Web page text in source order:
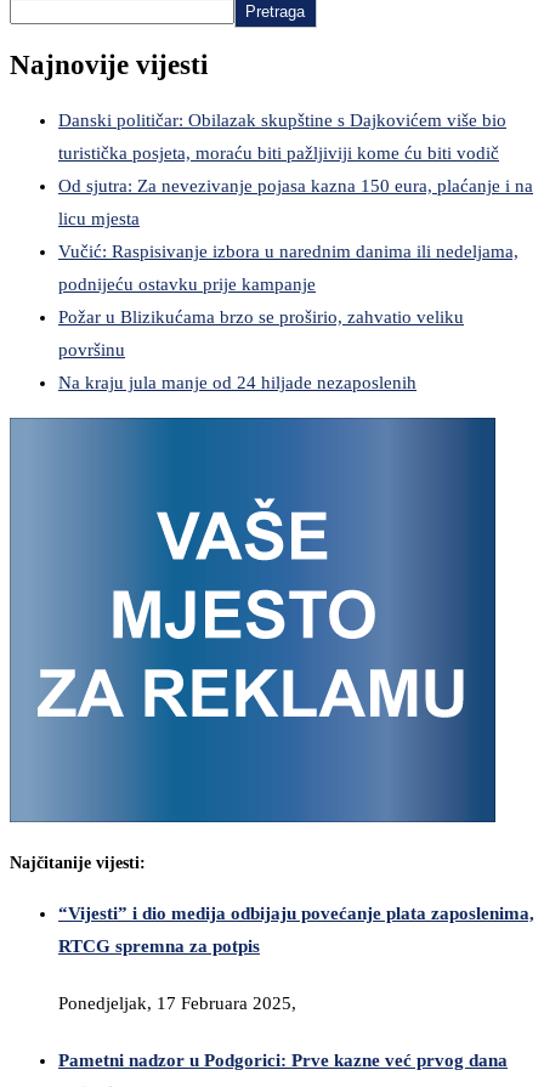
Pretraga
Najnovije vijesti
Danski političar: Obilazak skupštine s Dajkovićem više bio
turistička posjeta, moraću biti pažljiviji kome ću biti vodič
Od sjutra: Za nevezivanje pojasa kazna 150 eura, plaćanje i na
licu mjesta
Vučić: Raspisivanje izbora u narednim danima ili nedeljama,
podnijeću ostavku prije kampanje
Požar u Blizikućama brzo se proširio, zahvatio veliku
površinu
Na kraju jula manje od 24 hiljade nezaposlenih
Najčitanije vijesti:
“Vijesti” i dio medija odbijaju povećanje plata zaposlenima,
RTCG spremna za potpis
Ponedjeljak, 17 Februara 2025,
Pametni nadzor u Podgorici: Prve kazne već prvog dana